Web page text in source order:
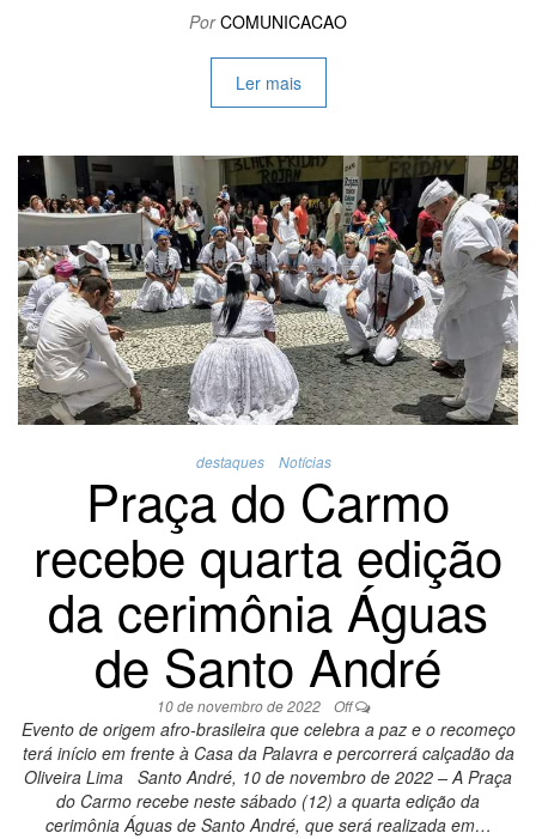
Por COMUNICACAO
Ler mais
destaques Notícias
Praça do Carmo
recebe quarta edição
da cerimônia Águas
de Santo André
10 de novembro de 2022 Off
Evento de origem afro-brasileira que celebra a paz e o recomeço
terá início em frente à Casa da Palavra e percorrerá calçadão da
Oliveira Lima Santo André, 10 de novembro de 2022 – A Praça
do Carmo recebe neste sábado (12) a quarta edição da
cerimônia Águas de Santo André, que será realizada em…